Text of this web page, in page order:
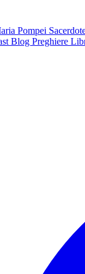
Pompei
Blog Preghiere